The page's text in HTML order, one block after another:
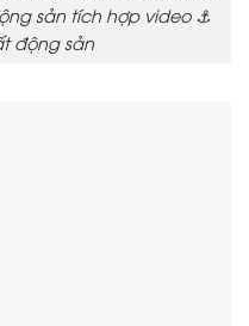
sản tích hợp video ⚓
động sản